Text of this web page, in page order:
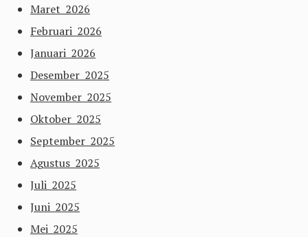
Maret 2026
Februari 2026
Januari 2026
Desember 2025
November 2025
Oktober 2025
September 2025
Agustus 2025
Juli 2025
Juni 2025
Mei 2025